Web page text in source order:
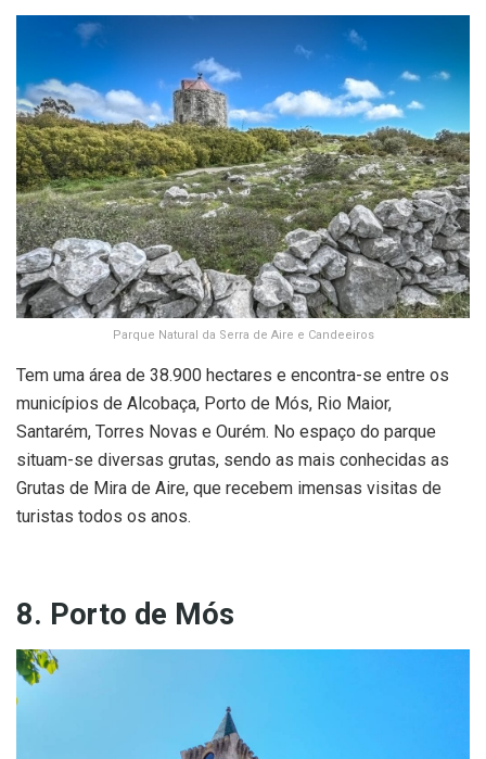
Parque Natural da Serra de Aire e Candeeiros
Tem uma área de 38.900 hectares e encontra-se entre os
municípios de Alcobaça, Porto de Mós, Rio Maior,
Santarém, Torres Novas e Ourém. No espaço do parque
situam-se diversas grutas, sendo as mais conhecidas as
Grutas de Mira de Aire, que recebem imensas visitas de
turistas todos os anos.
8. Porto de Mós